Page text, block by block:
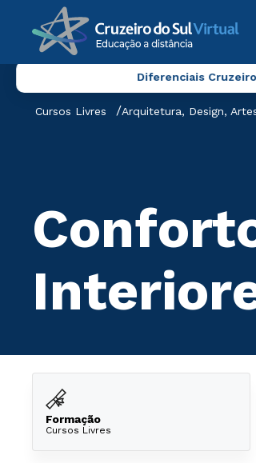
Diferenciais
Cursos Livres Arquitetura, Design,
Formação
Cursos Livres